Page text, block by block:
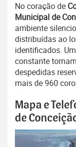
No coração de
Municipal de
ambiente
distribuídas ao
identificados.
constante
despedidas
mais de 960
Mapa e
de